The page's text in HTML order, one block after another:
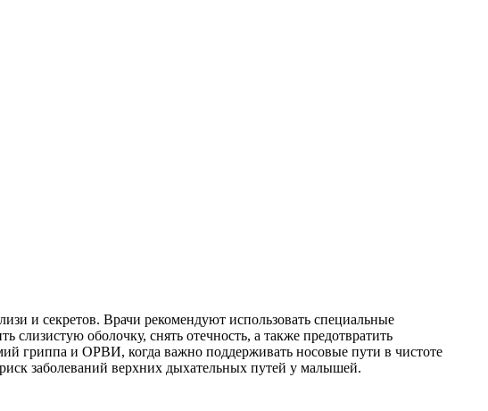
и секретов. Врачи рекомендуют использовать специальные
оболочку, снять отечность, а также предотвратить
гриппа и ОРВИ, когда важно поддерживать носовые пути в чистоте
заболеваний верхних дыхательных путей у малышей.